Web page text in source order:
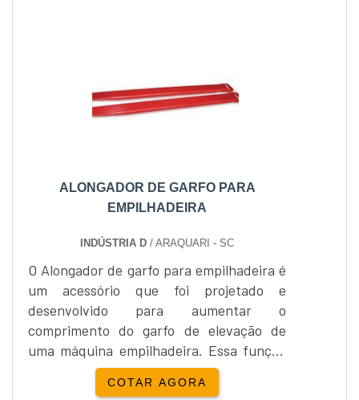
transportada para qual....
ALONGADOR DE GARFO PARA
EMPILHADEIRA
INDÚSTRIA D / ARAQUARI - SC
O Alongador de garfo para empilhadeira é
um acessório que foi projetado e
desenvolvido para aumentar o
comprimento do garfo de elevação de
uma máquina empilhadeira. Essa função
conferida pelo Alongador de garfo para
empilhadeira permite às empilhadeiras
COTAR AGORA